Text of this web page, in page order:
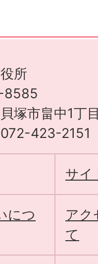
所
8585
塚市畠中1丁
423-2151
サイ
につ
アク
て